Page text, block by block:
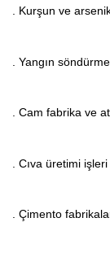
. Kurşun ve
. Yangın
. Cam fabrika ve
. Cıva üretimi
. Çimento